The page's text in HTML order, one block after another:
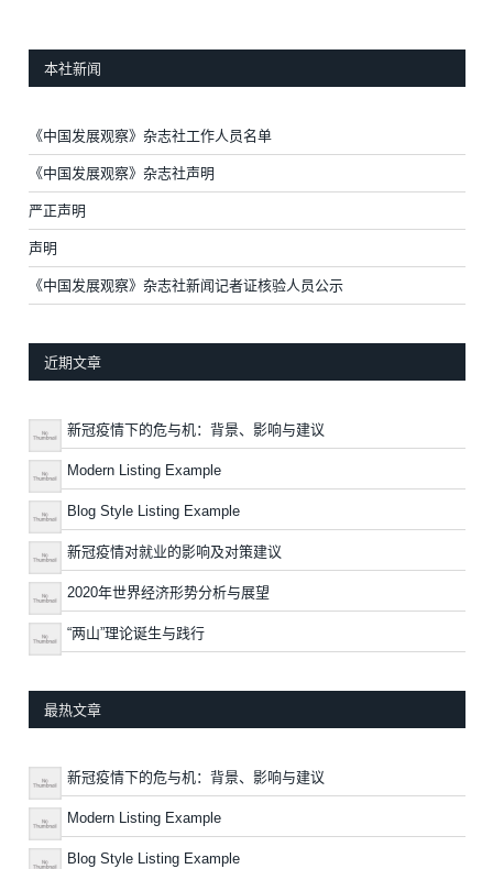
本社新闻
《中国发展观察》杂志社工作人员名单
《中国发展观察》杂志社声明
严正声明
声明
《中国发展观察》杂志社新闻记者证核验人员公示
近期文章
新冠疫情下的危与机：背景、影响与建议
Modern Listing Example
Blog Style Listing Example
新冠疫情对就业的影响及对策建议
2020年世界经济形势分析与展望
“两山”理论诞生与践行
最热文章
新冠疫情下的危与机：背景、影响与建议
Modern Listing Example
Blog Style Listing Example